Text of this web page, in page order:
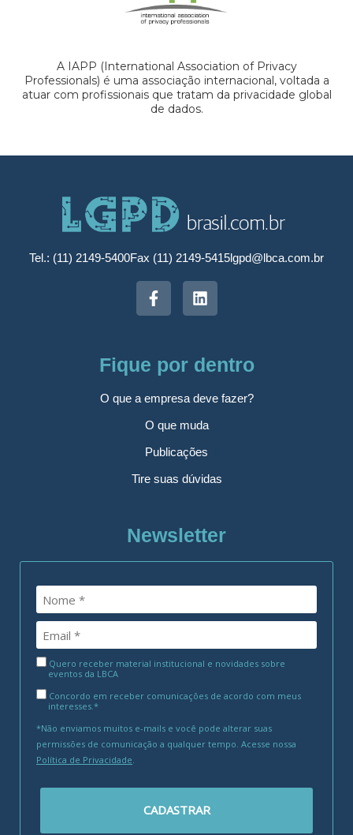
A IAPP (International Association of Privacy
Professionals) é uma associação internacional, voltada a
atuar com profissionais que tratam da privacidade global
de dados.
Tel.: (11) 2149-5400Fax (11) 2149-5415lgpd@lbca.com.br
Fique por dentro
O que a empresa deve fazer?
O que muda
Publicações
Tire suas dúvidas
Newsletter
Quero receber material institucional e novidades sobre
eventos da LBCA
Concordo em receber comunicações de acordo com meus
interesses.*
*Não enviamos muitos e-mails e você pode alterar suas
permissões de comunicação a qualquer tempo. Acesse nossa
Política de Privacidade
CADASTRAR